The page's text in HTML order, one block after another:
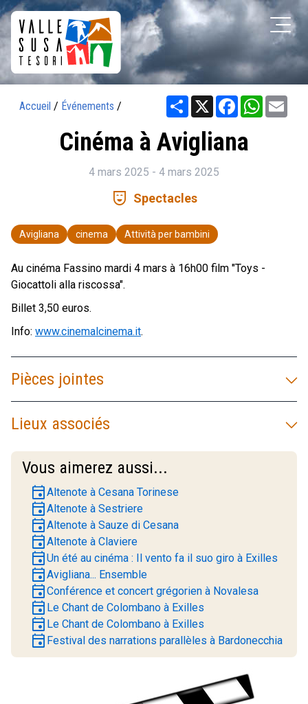
Accueil / Événements / Share X Facebook
Cinéma à Avigliana
4 mars 2025 - 4 mars 2025
comedy_mask Spectacles
Avigliana cinema Attività per bambini
Au cinéma Fassino mardi 4 mars à 16h00 film "Toys -
Giocattoli alla riscossa".
Billet 3,50 euros.
Info: www.cinemalcinema.it.
Pièces jointes
Lieux associés
Vous aimerez aussi...
eventAltenote à Cesana Torinese
eventAltenote à Sestriere
eventAltenote à Sauze di Cesana
eventAltenote à Claviere
eventUn été au cinéma : Il vento fa il suo giro à Exilles
eventAvigliana... Ensemble
eventConférence et concert grégorien à Novalesa
event Le Chant de Colombano à Exilles
event Le Chant de Colombano à Exilles
event Festival des narrations parallèles à Bardonecchia